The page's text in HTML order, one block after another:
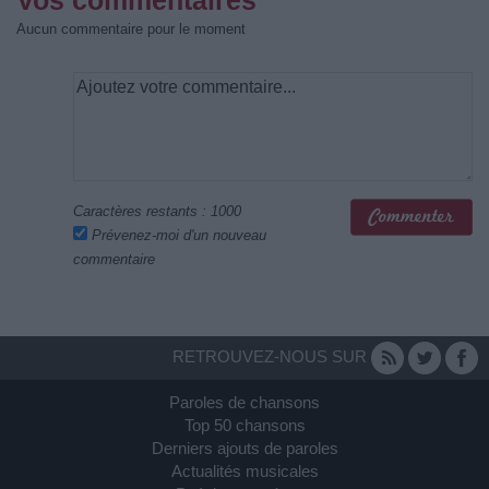
Aucun commentaire pour le moment
Caractères restants : 1000
Prévenez-moi d'un nouveau
commentaire
RETROUVEZ-NOUS SUR
Paroles de chansons
Top 50 chansons
Derniers ajouts de paroles
Actualités musicales